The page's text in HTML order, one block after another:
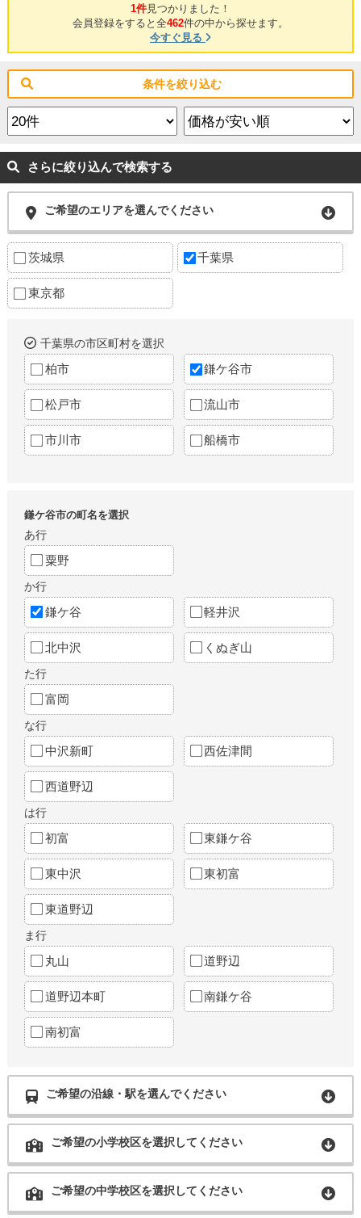
1件見つかりました！
会員登録をすると全462件の中から探せます。
今すぐ見る
条件を絞り込む
さらに絞り込んで検索する
ご希望のエリアを選んでください
茨城県 千葉県
東京都
千葉県の市区町村を選択
柏市 鎌ケ谷市
松戸市 流山市
市川市 船橋市
鎌ケ谷市の町名を選択
あ行
粟野
か行
鎌ケ谷 軽井沢
北中沢 くぬぎ山
た行
富岡
な行
中沢新町 西佐津間
西道野辺
は行
初富 東鎌ケ谷
東中沢 東初富
東道野辺
ま行
丸山 道野辺
道野辺本町 南鎌ケ谷
南初富
ご希望の沿線・駅を選んでください
ご希望の小学校区を選択してください
ご希望の中学校区を選択してください